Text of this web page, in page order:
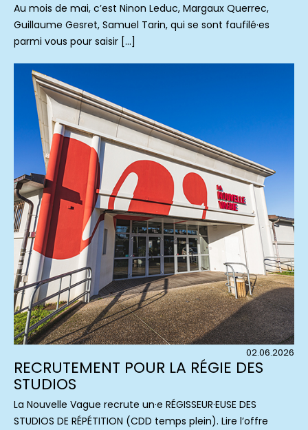
Au mois de mai, c’est Ninon Leduc, Margaux Querrec,
Guillaume Gesret, Samuel Tarin, qui se sont faufilé·es
parmi vous pour saisir […]
02.06.2026
RECRUTEMENT POUR LA RÉGIE DES
STUDIOS
La Nouvelle Vague recrute un·e RÉGISSEUR·EUSE DES
STUDIOS DE RÉPÉTITION (CDD temps plein). Lire l’offre